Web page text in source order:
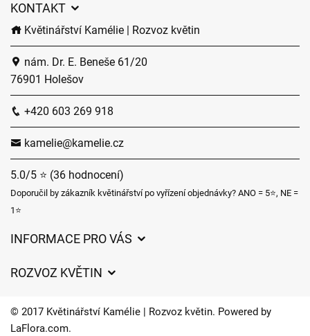
KONTAKT
Květinářství Kamélie | Rozvoz květin
nám. Dr. E. Beneše 61/20
76901 Holešov
+420 603 269 918
kamelie@kamelie.cz
5.0/5 ⭐ (36 hodnocení)
Doporučil by zákazník květinářství po vyřízení objednávky? ANO = 5⭐, NE =
1⭐
INFORMACE PRO VÁS
Často kladené dotazy
O nás
ROZVOZ KVĚTIN
Kam doručujeme květiny
© 2017 Květinářství Kamélie | Rozvoz květin. Powered by
LaFlora.com.